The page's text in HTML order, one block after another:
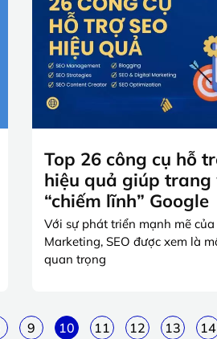
Top 26 công cụ hỗ
hiệu quả giúp trang
“chiếm lĩnh” Google
Với sự phát triển mạnh mẽ
Marketing, SEO được xem là
quan trọng
9 10 11 12 13 14